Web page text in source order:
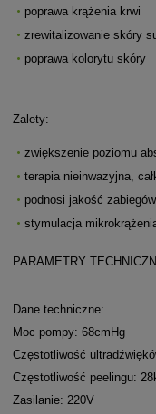
poprawa krążenia krwi
zrewitalizowanie skóry
poprawa kolorytu skóry
Zalety:
zwiększenie poziomu
terapia nieinwazyjna,
podnosi jakość zabiegów
stymulacja
PARAMETRY
Dane techniczne:
Moc pompy: 68cmHg
Częstotliwość
Częstotliwość peelingu:
Zasilanie: 220V